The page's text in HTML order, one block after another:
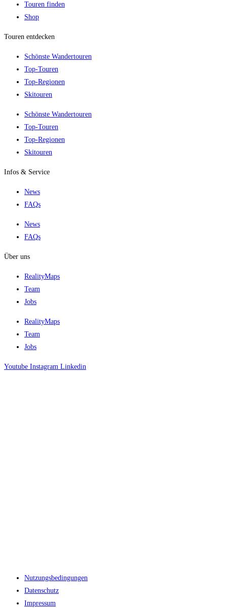
Touren finden
Shop
Touren entdecken
Schönste Wandertouren
Top-Touren
Top-Regionen
Skitouren
Schönste Wandertouren
Top-Touren
Top-Regionen
Skitouren
Infos & Service
News
FAQs
News
FAQs
Über uns
RealityMaps
Team
Jobs
RealityMaps
Team
Jobs
Youtube Instagram Linkedin
Nutzungsbedingungen
Datenschutz
Impressum